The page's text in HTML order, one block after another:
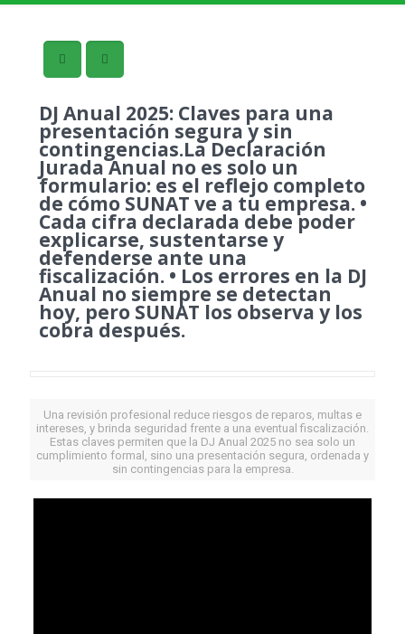
DJ Anual 2025: Claves para una
presentación segura y sin
contingencias.La Declaración
Jurada Anual no es solo un
formulario: es el reflejo completo
de cómo SUNAT ve a tu empresa. •
Cada cifra declarada debe poder
explicarse, sustentarse y
defenderse ante una
fiscalización. • Los errores en la DJ
Anual no siempre se detectan
hoy, pero SUNAT los observa y los
cobra después.
Una revisión profesional reduce riesgos de reparos, multas e
intereses, y brinda seguridad frente a una eventual fiscalización.
Estas claves permiten que la DJ Anual 2025 no sea solo un
cumplimiento formal, sino una presentación segura, ordenada y
sin contingencias para la empresa.